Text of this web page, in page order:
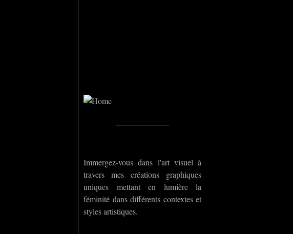
Immergez-vous dans l'art visuel à
travers mes créations graphiques
uniques mettant en lumière la
féminité dans différents contextes et
styles artistiques.